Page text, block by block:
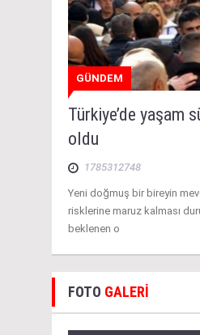
GÜNDEM
Türkiye’de yaşam
oldu
1785312748
Yeni doğmuş bir bireyin
risklerine maruz kalması
beklenen o
FOTO GALERİ